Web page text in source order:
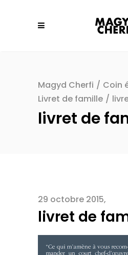
Magyd Cherfi / Coin
Livret de famille /
livret de
29 octobre 2015
livret de